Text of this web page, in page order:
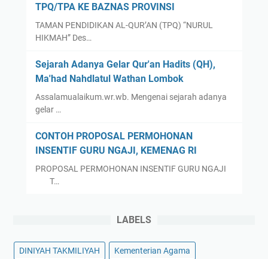
TPQ/TPA KE BAZNAS PROVINSI
TAMAN PENDIDIKAN AL-QUR’AN (TPQ) “NURUL
HIKMAH” Des…
Sejarah Adanya Gelar Qur'an Hadits (QH),
Ma'had Nahdlatul Wathan Lombok
Assalamualaikum.wr.wb. Mengenai sejarah adanya
gelar …
CONTOH PROPOSAL PERMOHONAN
INSENTIF GURU NGAJI, KEMENAG RI
PROPOSAL PERMOHONAN INSENTIF GURU NGAJI
T…
LABELS
DINIYAH TAKMILIYAH Kementerian Agama